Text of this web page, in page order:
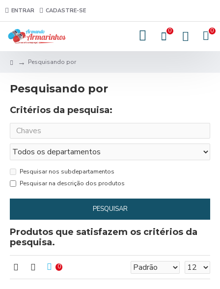
ENTRAR CADASTRE-SE
0 0
Pesquisando por
Pesquisando por
Critérios da pesquisa:
Pesquisar nos subdepartamentos
Pesquisar na descrição dos produtos
PESQUISAR
Produtos que satisfazem os critérios da
pesquisa.
0